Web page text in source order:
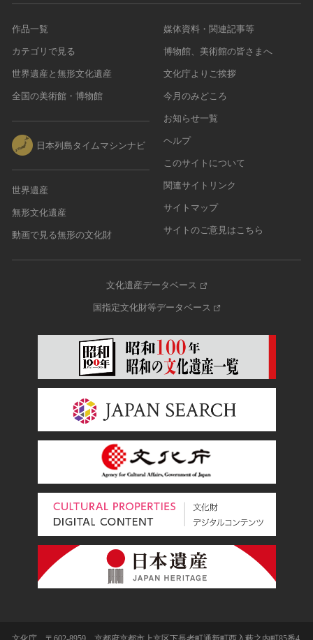
作品一覧
カテゴリで見る
世界遺産と無形文化遺産
全国の美術館・博物館
日本列島タイムマシンナビ
世界遺産
無形文化遺産
動画で見る無形の文化財
媒体資料・関連記事等
博物館、美術館の皆さまへ
文化庁よりご挨拶
今月のみどころ
お知らせ一覧
ヘルプ
このサイトについて
関連サイトリンク
サイトマップ
サイトのご意見はこちら
文化遺産データベース
国指定文化財等データベース